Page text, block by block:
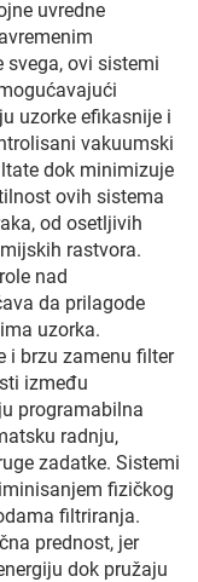
uvredne
ovi sistemi
uzorke efikasnije i
vakuumski
dok minimizuje
ovih sistema
od osetljivih
rastvora.
nad
da prilagode
uzorka.
i brzu zamenu filter
između
programabilna
radnju,
zadatke. Sistemi
fizičkog
filtriranja.
prednost, jer
dok pružaju